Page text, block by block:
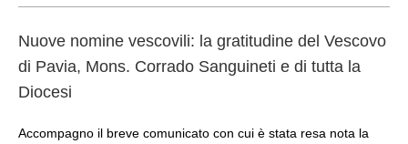
Nuove nomine vescovili: la gratitudine del Vescovo
di Pavia, Mons. Corrado Sanguineti e di tutta la
Diocesi
Accompagno il breve comunicato con cui è stata resa nota la